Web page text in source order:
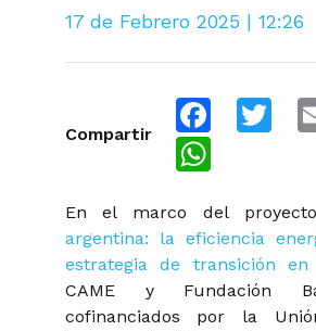
17 de Febrero 2025 | 12:26
Compartir
Facebook
En el marco del
argentina: la eficiencia
estrategia de transición en
CAME y Fundación
cofinanciados por la